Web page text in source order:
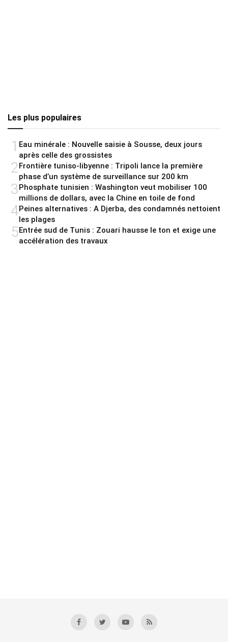
Les plus populaires
1 Eau minérale : Nouvelle saisie à Sousse, deux jours
après celle des grossistes
2Frontière tuniso-libyenne : Tripoli lance la première
phase d’un système de surveillance sur 200 km
3Phosphate tunisien : Washington veut mobiliser 100
millions de dollars, avec la Chine en toile de fond
4Peines alternatives : A Djerba, des condamnés nettoient
les plages
5Entrée sud de Tunis : Zouari hausse le ton et exige une
accélération des travaux